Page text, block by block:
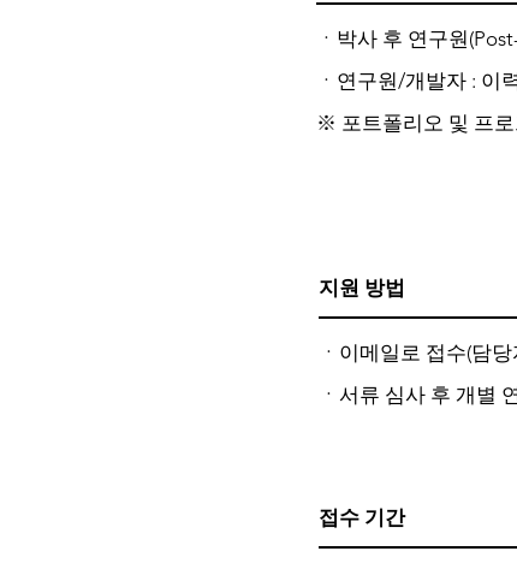
ㆍ박사 후 연구원
ㆍ연구원/개발자 : 이
※ 포트폴리오 및 프
지원 방법
ㆍ이메일로 접수(담당
ㆍ서류 심사 후 개별
​접수 기간